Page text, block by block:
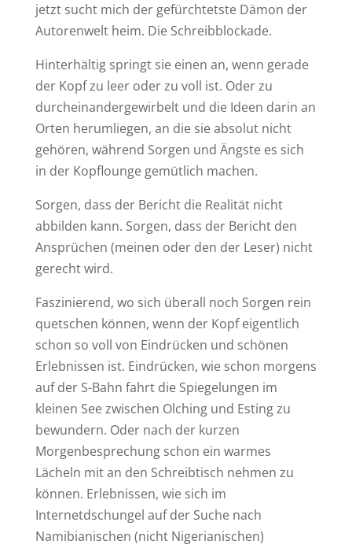
jetzt sucht mich der gefürchtetste Dämon der
Autorenwelt heim. Die Schreibblockade.
Hinterhältig springt sie einen an, wenn gerade
der Kopf zu leer oder zu voll ist. Oder zu
durcheinandergewirbelt und die Ideen darin an
Orten herumliegen, an die sie absolut nicht
gehören, während Sorgen und Ängste es sich
in der Kopflounge gemütlich machen.
Sorgen, dass der Bericht die Realität nicht
abbilden kann. Sorgen, dass der Bericht den
Ansprüchen (meinen oder den der Leser) nicht
gerecht wird.
Faszinierend, wo sich überall noch Sorgen rein
quetschen können, wenn der Kopf eigentlich
schon so voll von Eindrücken und schönen
Erlebnissen ist. Eindrücken, wie schon morgens
auf der S-Bahn fahrt die Spiegelungen im
kleinen See zwischen Olching und Esting zu
bewundern. Oder nach der kurzen
Morgenbesprechung schon ein warmes
Lächeln mit an den Schreibtisch nehmen zu
können. Erlebnissen, wie sich im
Internetdschungel auf der Suche nach
Namibianischen (nicht Nigerianischen)